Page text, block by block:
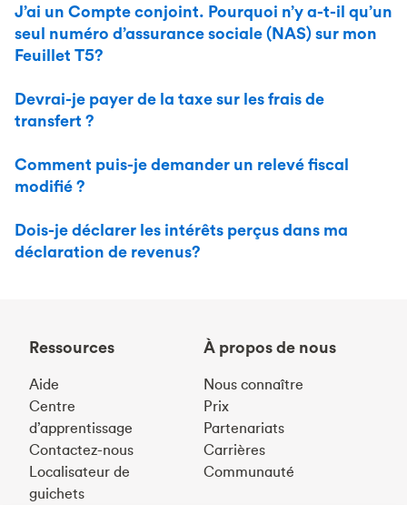
J’ai un Compte conjoint. Pourquoi n’y a-t-il qu’un
seul numéro d’assurance sociale (NAS) sur mon
Feuillet T5?
Devrai-je payer de la taxe sur les frais de
transfert ?
Comment puis-je demander un relevé fiscal
modifié ?
Dois-je déclarer les intérêts perçus dans ma
déclaration de revenus?
Ressources
Aide
Centre
d’apprentissage
Contactez-nous
Localisateur de
guichets
À propos de nous
Nous connaître
Prix
Partenariats
Carrières
Communauté